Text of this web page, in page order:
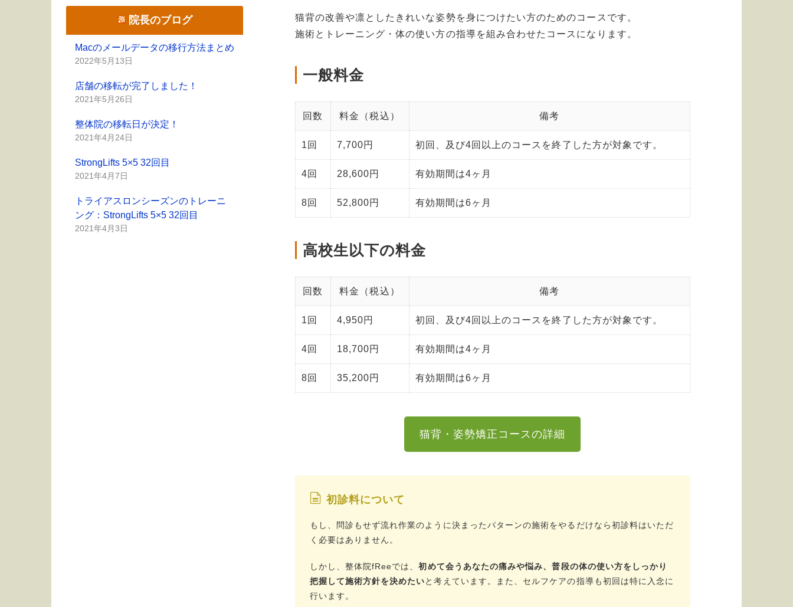
猫背の改善や凛としたきれいな姿勢を身につけたい方のためのコースです。
施術とトレーニング・体の使い方の指導を組み合わせたコースになります。
一般料金
回数 料金（税込） 備考
1回 7,700円 初回、及び4回以上のコースを終了した方が対象です。
4回 28,600円 有効期間は4ヶ月
8回 52,800円 有効期間は6ヶ月
高校生以下の料金
回数 料金（税込） 備考
1回 4,950円 初回、及び4回以上のコースを終了した方が対象です。
4回 18,700円 有効期間は4ヶ月
8回 35,200円 有効期間は6ヶ月
猫背・姿勢矯正コースの詳細
初診料について
もし、問診もせず流れ作業のように決まったパターンの施術をやるだけなら初診料はいただ
く必要はありません。
しかし、整体院fReeでは、初めて会うあなたの痛みや悩み、普段の体の使い方をしっかり
把握して施術方針を決めたいと考えています。また、セルフケアの指導も初回は特に入念に
行います。
院長のブログ
Macのメールデータの移行方法まとめ
2022年5月13日
店舗の移転が完了しました！
2021年5月26日
整体院の移転日が決定！
2021年4月24日
StrongLifts 5×5 32回目
2021年4月7日
トライアスロンシーズンのトレーニ
ング：StrongLifts 5×5 32回目
2021年4月3日